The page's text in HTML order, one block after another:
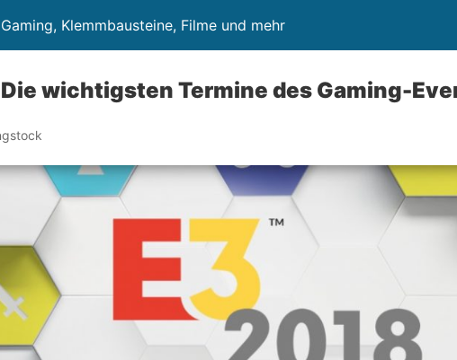
Klemmbausteine, Filme und mehr
Die wichtigsten Termine des Gaming-